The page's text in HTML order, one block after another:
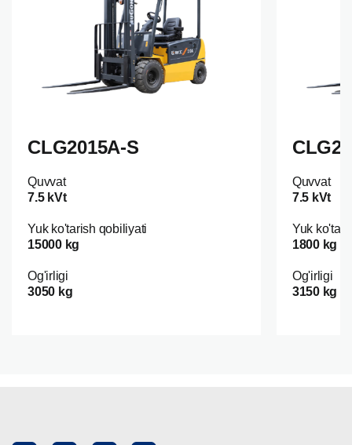
CLG2015A-S
Quvvat
7.5 kVt
Yuk ko'tarish qobiliyati
15000 kg
Og'irligi
3050 kg
Quvvat
7.5 kVt
Yuk
1800 kg
Og'irligi
3150 kg